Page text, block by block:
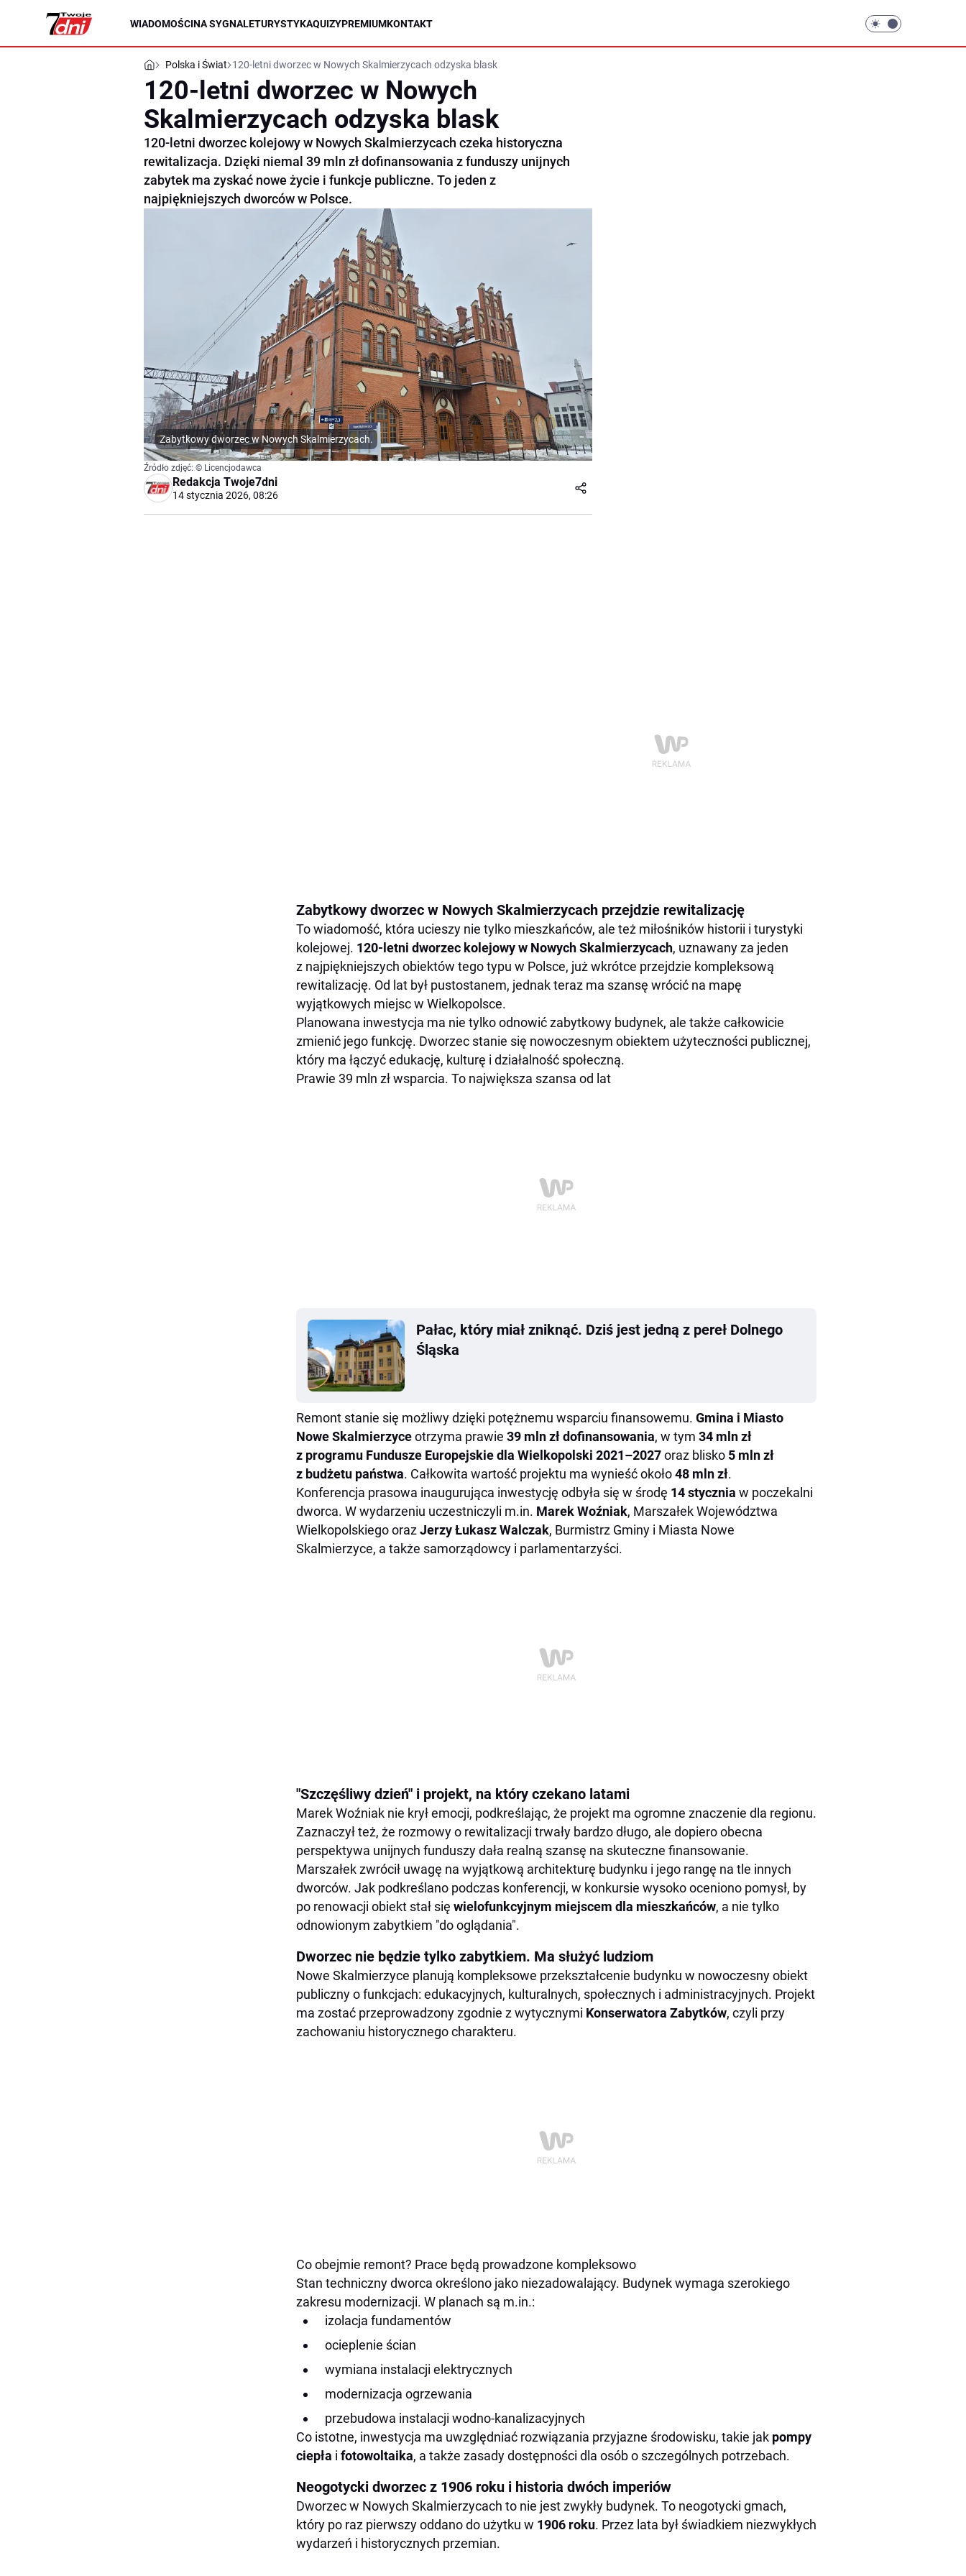
WIADOMOŚCINA SYGNALETURYSTYKAQUIZYPREMIUMKONTAKT
Polska i Świat 120-letni dworzec w Nowych Skalmierzycach odzyska blask
120-letni dworzec w Nowych
Skalmierzycach odzyska blask
120-letni dworzec kolejowy w Nowych Skalmierzycach czeka historyczna
rewitalizacja. Dzięki niemal 39 mln zł dofinansowania z funduszy unijnych
zabytek ma zyskać nowe życie i funkcje publiczne. To jeden z
najpiękniejszych dworców w Polsce.
Zabytkowy dworzec w Nowych Skalmierzycach.
Źródło zdjęć: © Licencjodawca
Redakcja Twoje7dni
14 stycznia 2026, 08:26
Zabytkowy dworzec w Nowych Skalmierzycach przejdzie rewitalizację
To wiadomość, która ucieszy nie tylko mieszkańców, ale też miłośników historii i turystyki
kolejowej. 120-letni dworzec kolejowy w Nowych Skalmierzycach, uznawany za jeden
z najpiękniejszych obiektów tego typu w Polsce, już wkrótce przejdzie kompleksową
rewitalizację. Od lat był pustostanem, jednak teraz ma szansę wrócić na mapę
wyjątkowych miejsc w Wielkopolsce.
Planowana inwestycja ma nie tylko odnowić zabytkowy budynek, ale także całkowicie
zmienić jego funkcję. Dworzec stanie się nowoczesnym obiektem użyteczności publicznej,
który ma łączyć edukację, kulturę i działalność społeczną.
Prawie 39 mln zł wsparcia. To największa szansa od lat
Pałac, który miał zniknąć. Dziś jest jedną z pereł Dolnego
Śląska
Remont stanie się możliwy dzięki potężnemu wsparciu finansowemu. Gmina i Miasto
Nowe Skalmierzyceotrzyma prawie 39 mln zł dofinansowania, w tym 34 mln zł
z programu Fundusze Europejskie dla Wielkopolski 2021–2027oraz blisko 5 mln zł
z budżetu państwa. Całkowita wartość projektu ma wynieść około48 mln zł.
Konferencja prasowa inaugurująca inwestycję odbyła się w środę 14 stycznia w poczekalni
dworca. W wydarzeniu uczestniczyli m.in. Marek Woźniak, Marszałek Województwa
Wielkopolskiego orazJerzy Łukasz Walczak, Burmistrz Gminy i Miasta Nowe
Skalmierzyce, a także samorządowcy i parlamentarzyści.
"Szczęśliwy dzień" i projekt, na który czekano latami
Marek Woźniak nie krył emocji, podkreślając, że projekt ma ogromne znaczenie dla regionu.
Zaznaczył też, że rozmowy o rewitalizacji trwały bardzo długo, ale dopiero obecna
perspektywa unijnych funduszy dała realną szansę na skuteczne finansowanie.
Marszałek zwrócił uwagę na wyjątkową architekturę budynku i jego rangę na tle innych
dworców. Jak podkreślano podczas konferencji, w konkursie wysoko oceniono pomysł, by
po renowacji obiekt stał się wielofunkcyjnym miejscem dla mieszkańców, a nie tylko
odnowionym zabytkiem "do oglądania".
Dworzec nie będzie tylko zabytkiem. Ma służyć ludziom
Nowe Skalmierzyce planują kompleksowe przekształcenie budynku w nowoczesny obiekt
publiczny o funkcjach: edukacyjnych, kulturalnych, społecznych i administracyjnych. Projekt
ma zostać przeprowadzony zgodnie z wytycznymi Konserwatora Zabytków, czyli przy
zachowaniu historycznego charakteru.
Co obejmie remont? Prace będą prowadzone kompleksowo
Stan techniczny dworca określono jako niezadowalający. Budynek wymaga szerokiego
zakresu modernizacji. W planach są m.in.:
izolacja fundamentów
ocieplenie ścian
wymiana instalacji elektrycznych
modernizacja ogrzewania
przebudowa instalacji wodno-kanalizacyjnych
Co istotne, inwestycja ma uwzględniać rozwiązania przyjazne środowisku, takie jak pompy
ciepła i fotowoltaika, a także zasady dostępności dla osób o szczególnych potrzebach.
Neogotycki dworzec z 1906 roku i historia dwóch imperiów
Dworzec w Nowych Skalmierzycach to nie jest zwykły budynek. To neogotycki gmach,
który po raz pierwszy oddano do użytku w 1906 roku. Przez lata był świadkiem niezwykłych
wydarzeń i historycznych przemian.